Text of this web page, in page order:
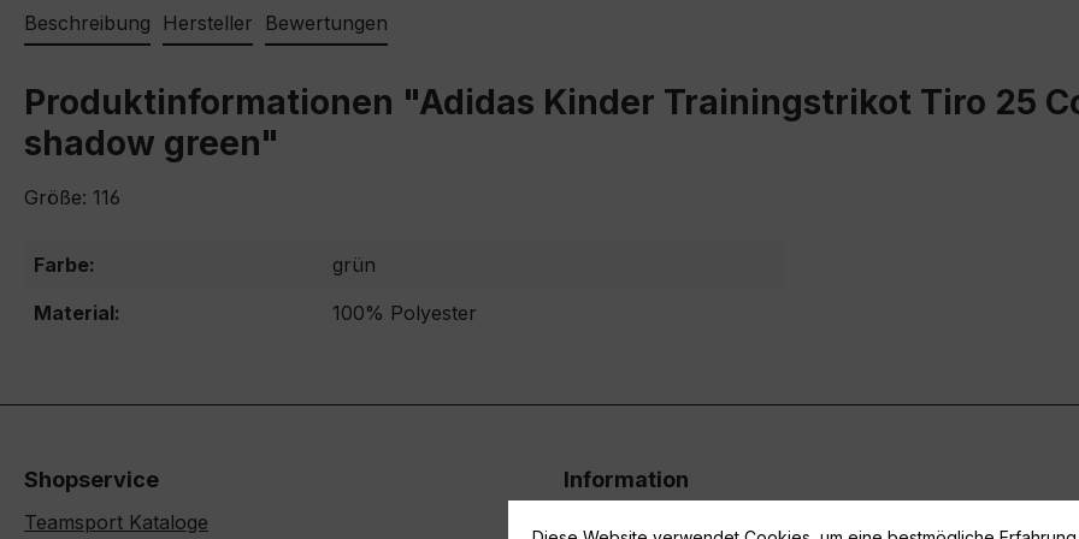
Beschreibung Hersteller Bewertungen
Produktinformationen "Adidas Kinder Trainingstrikot Tiro 25
shadow green"
Größe: 116
Farbe:
grün
Material:
100% Polyester
Shopservice
Teamsport Kataloge
Information